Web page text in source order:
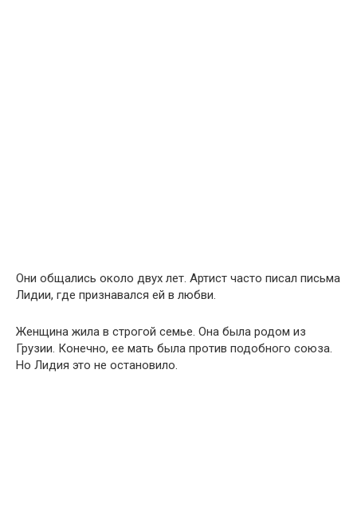
Они общались около двух лет. Артист часто писал письма
Лидии, где признавался ей в любви.
Женщина жила в строгой семье. Она была родом из
Грузии. Конечно, ее мать была против подобного союза.
Но Лидия это не остановило.